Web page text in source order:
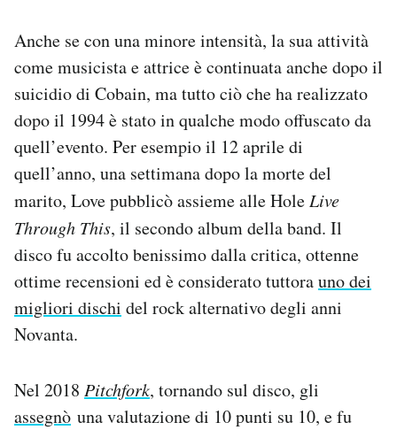
Anche se con una minore intensità, la sua attività
come musicista e attrice è continuata anche dopo il
suicidio di Cobain, ma tutto ciò che ha realizzato
dopo il 1994 è stato in qualche modo offuscato da
quell’evento. Per esempio il 12 aprile di
quell’anno, una settimana dopo la morte del
marito, Love pubblicò assieme alle HoleLive
Through This, il secondo album della band. Il
disco fu accolto benissimo dalla critica, ottenne
ottime recensioni ed è considerato tuttorauno dei
migliori dischi del rock alternativo degli anni
Novanta.
Nel 2018 Pitchfork, tornando sul disco, gli
assegnò una valutazione di 10 punti su 10, e fu